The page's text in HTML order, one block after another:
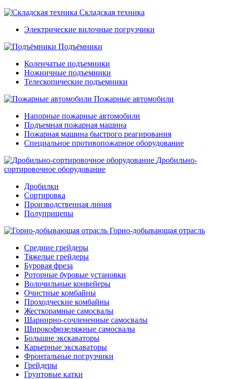
Складская техника
Электрические вилочные погрузчики
Подъёмники
Коленчатые подъемники
Ножничные подъемники
Телескопические подъемники
Пожарные автомобили
Напорные пожарные автомобили
Подъемная пожарная машина
Пожарная машина быстрого реагирования
Специальное противопожарное оборудование
Дробильно-
сортировочное оборудование
Дробилки
Сортировка
Производственная линия
Полуприцепы
Горно-добывающая отрасль
Средние грейдеры
Тяжелые грейдеры
Буровая фреза
Роторные буровые установки
Волочильные конвейеры
Очистные комбайны
Проходческие комбайны
Жесткорамные самосвалы
Шарнирно-сочлененные самосвалы
Широкофюзеляжные самосвалы
Большие экскаваторы
Карьерные экскаваторы
Фронтальные погрузчики
Грейдеры
Грунтовые катки